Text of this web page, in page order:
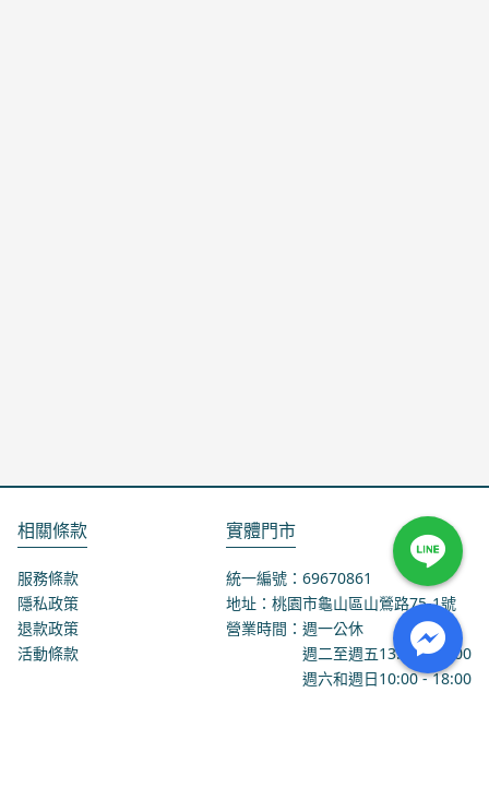
相關條款
服務條款
隱私政策
退款政策
活動條款
實體門市
統一編號：69670861
地址：桃園市龜山區山鶯路75-1號
營業時間：週一公休
週二至週五13:00 - 18:00
週六和週日10:00 - 18:00